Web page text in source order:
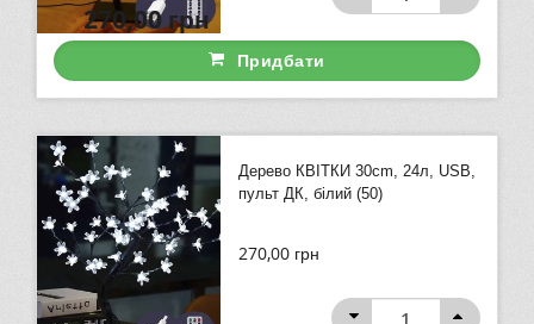
270,00грн
Придбати
Дерево КВІТКИ 30cm, 24л, USB,
пульт ДК, білий (50)
270,00 грн